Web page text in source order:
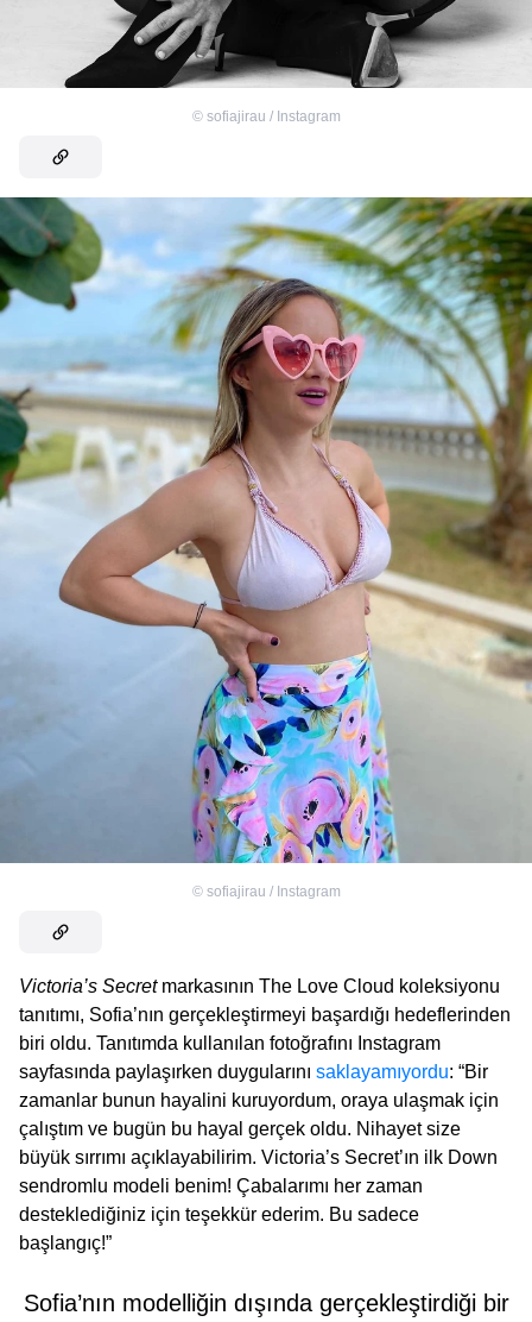
© sofiajirau / Instagram
© sofiajirau / Instagram
Victoria’s Secretmarkasının The Love Cloud koleksiyonu
tanıtımı, Sofia’nın gerçekleştirmeyi başardığı hedeflerinden
biri oldu. Tanıtımda kullanılan fotoğrafını Instagram
sayfasında paylaşırken duygularını saklayamıyordu: “Bir
zamanlar bunun hayalini kuruyordum, oraya ulaşmak için
çalıştım ve bugün bu hayal gerçek oldu. Nihayet size
büyük sırrımı açıklayabilirim. Victoria’s Secret’ın ilk Down
sendromlu modeli benim! Çabalarımı her zaman
desteklediğiniz için teşekkür ederim. Bu sadece
başlangıç!”
Sofia’nın modelliğin dışında gerçekleştirdiği bir